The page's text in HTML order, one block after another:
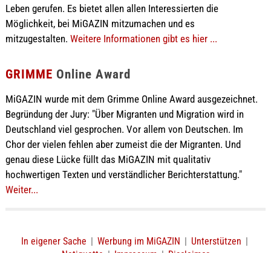
Leben gerufen. Es bietet allen allen Interessierten die
Möglichkeit, bei MiGAZIN mitzumachen und es
mitzugestalten. Weitere Informationen gibt es hier ...
GRIMME Online Award
MiGAZIN wurde mit dem Grimme Online Award ausgezeichnet.
Begründung der Jury: "Über Migranten und Migration wird in
Deutschland viel gesprochen. Vor allem von Deutschen. Im
Chor der vielen fehlen aber zumeist die der Migranten. Und
genau diese Lücke füllt das MiGAZIN mit qualitativ
hochwertigen Texten und verständlicher Berichterstattung."
Weiter...
In eigener Sache | Werbung im MiGAZIN | Unterstützen |